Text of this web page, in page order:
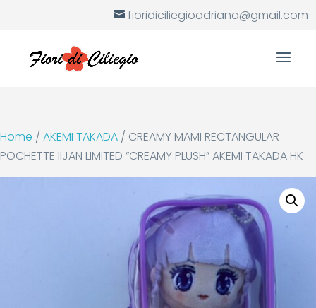
fioridiciliegioadriana@gmail.com
Home / AKEMI TAKADA / CREAMY MAMI RECTANGULAR
POCHETTE IIJAN LIMITED “CREAMY PLUSH” AKEMI TAKADA HK